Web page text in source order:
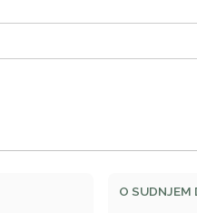
O SUDNJEM